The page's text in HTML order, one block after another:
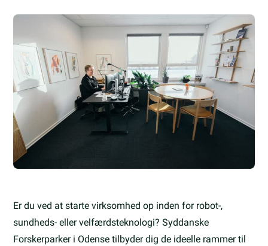
Er du ved at starte virksomhed op inden for robot-,
sundheds- eller velfærdsteknologi? Syddanske
Forskerparker i Odense tilbyder dig de ideelle rammer til